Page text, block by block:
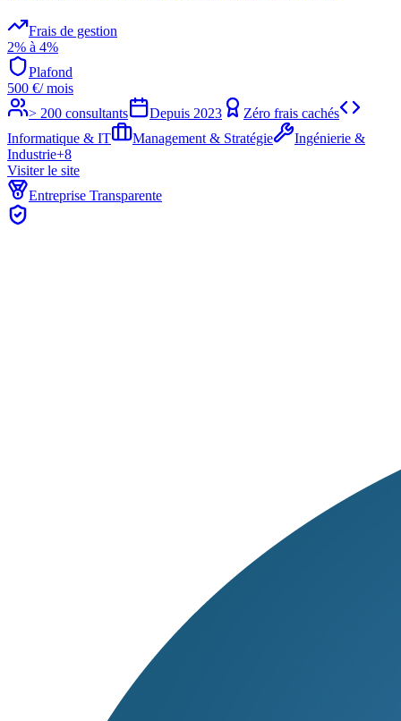
Frais de gestion
2% à 4%
Plafond
500 €/ mois
> 200 consultants
Depuis 2023
Zéro frais cachés
Informatique & IT
Management & Stratégie
Ingénierie &
Industrie+8
Visiter le site
Entreprise Transparente